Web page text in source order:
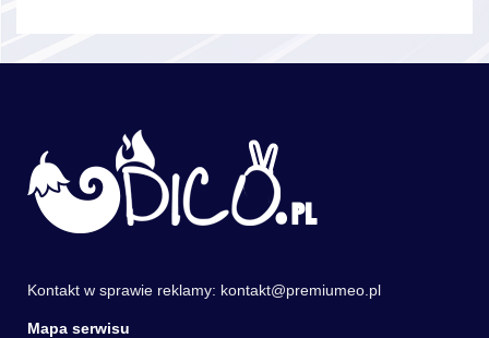
Kontakt w sprawie reklamy: kontakt@premiumeo.pl
Mapa serwisu